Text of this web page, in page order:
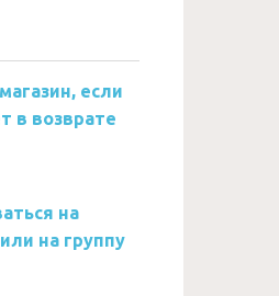
если
в возврате
на
на группу